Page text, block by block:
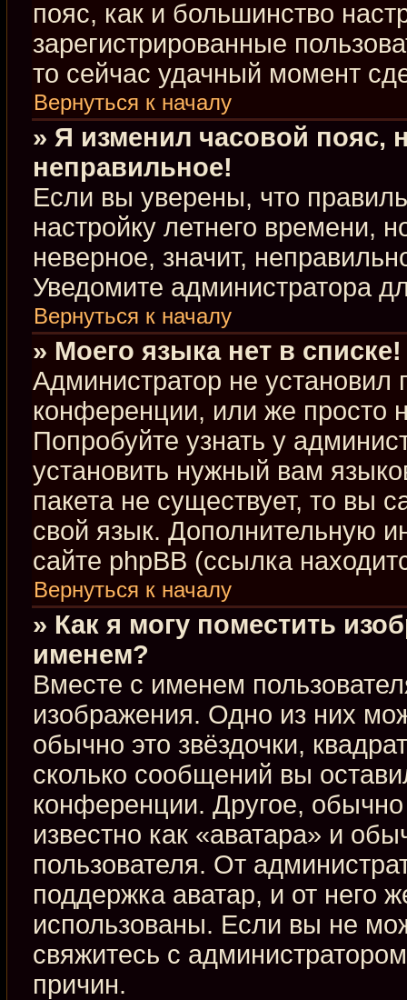
пояс, как и большинство
зарегистрированные
то сейчас удачный момент
Вернуться к началу
» Я изменил часовой пояс,
неправильное!
Если вы уверены, что
настройку летнего времени,
неверное, значит,
Уведомите администратора
Вернуться к началу
» Моего языка нет в списке!
Администратор не
конференции, или же просто
Попробуйте узнать у
установить нужный вам
пакета не существует, то вы
свой язык. Дополнительную
сайте phpBB (ссылка
Вернуться к началу
» Как я могу поместить
именем?
Вместе с именем
изображения. Одно из них
обычно это звёздочки,
сколько сообщений вы
конференции. Другое,
известно как «аватара» и
пользователя. От
поддержка аватар, и от него
использованы. Если вы не
свяжитесь с
причин.